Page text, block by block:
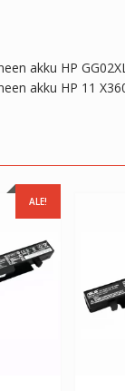
akku HP GG02XL
akku HP 11
ALE!